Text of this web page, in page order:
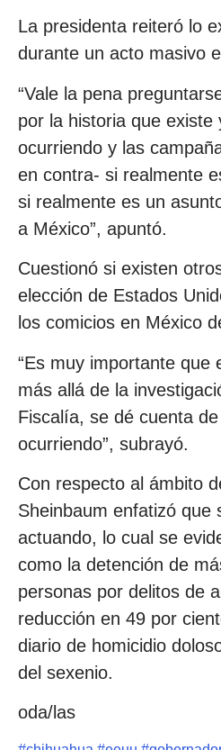
La presidenta reiteró lo
durante un acto masivo
“Vale la pena
por la historia que existe
ocurriendo y las
en contra- si realmente
si realmente es un
a México”, apuntó.
Cuestionó si existen
elección de Estados
los comicios en México
“Es muy importante que
más allá de la
Fiscalía, se dé cuenta
ocurriendo”, subrayó.
Con respecto al ámbito
Sheinbaum enfatizó que
actuando, lo cual se
como la detención de
personas por delitos de
reducción en 49 por
diario de homicidio
del sexenio.
oda/las